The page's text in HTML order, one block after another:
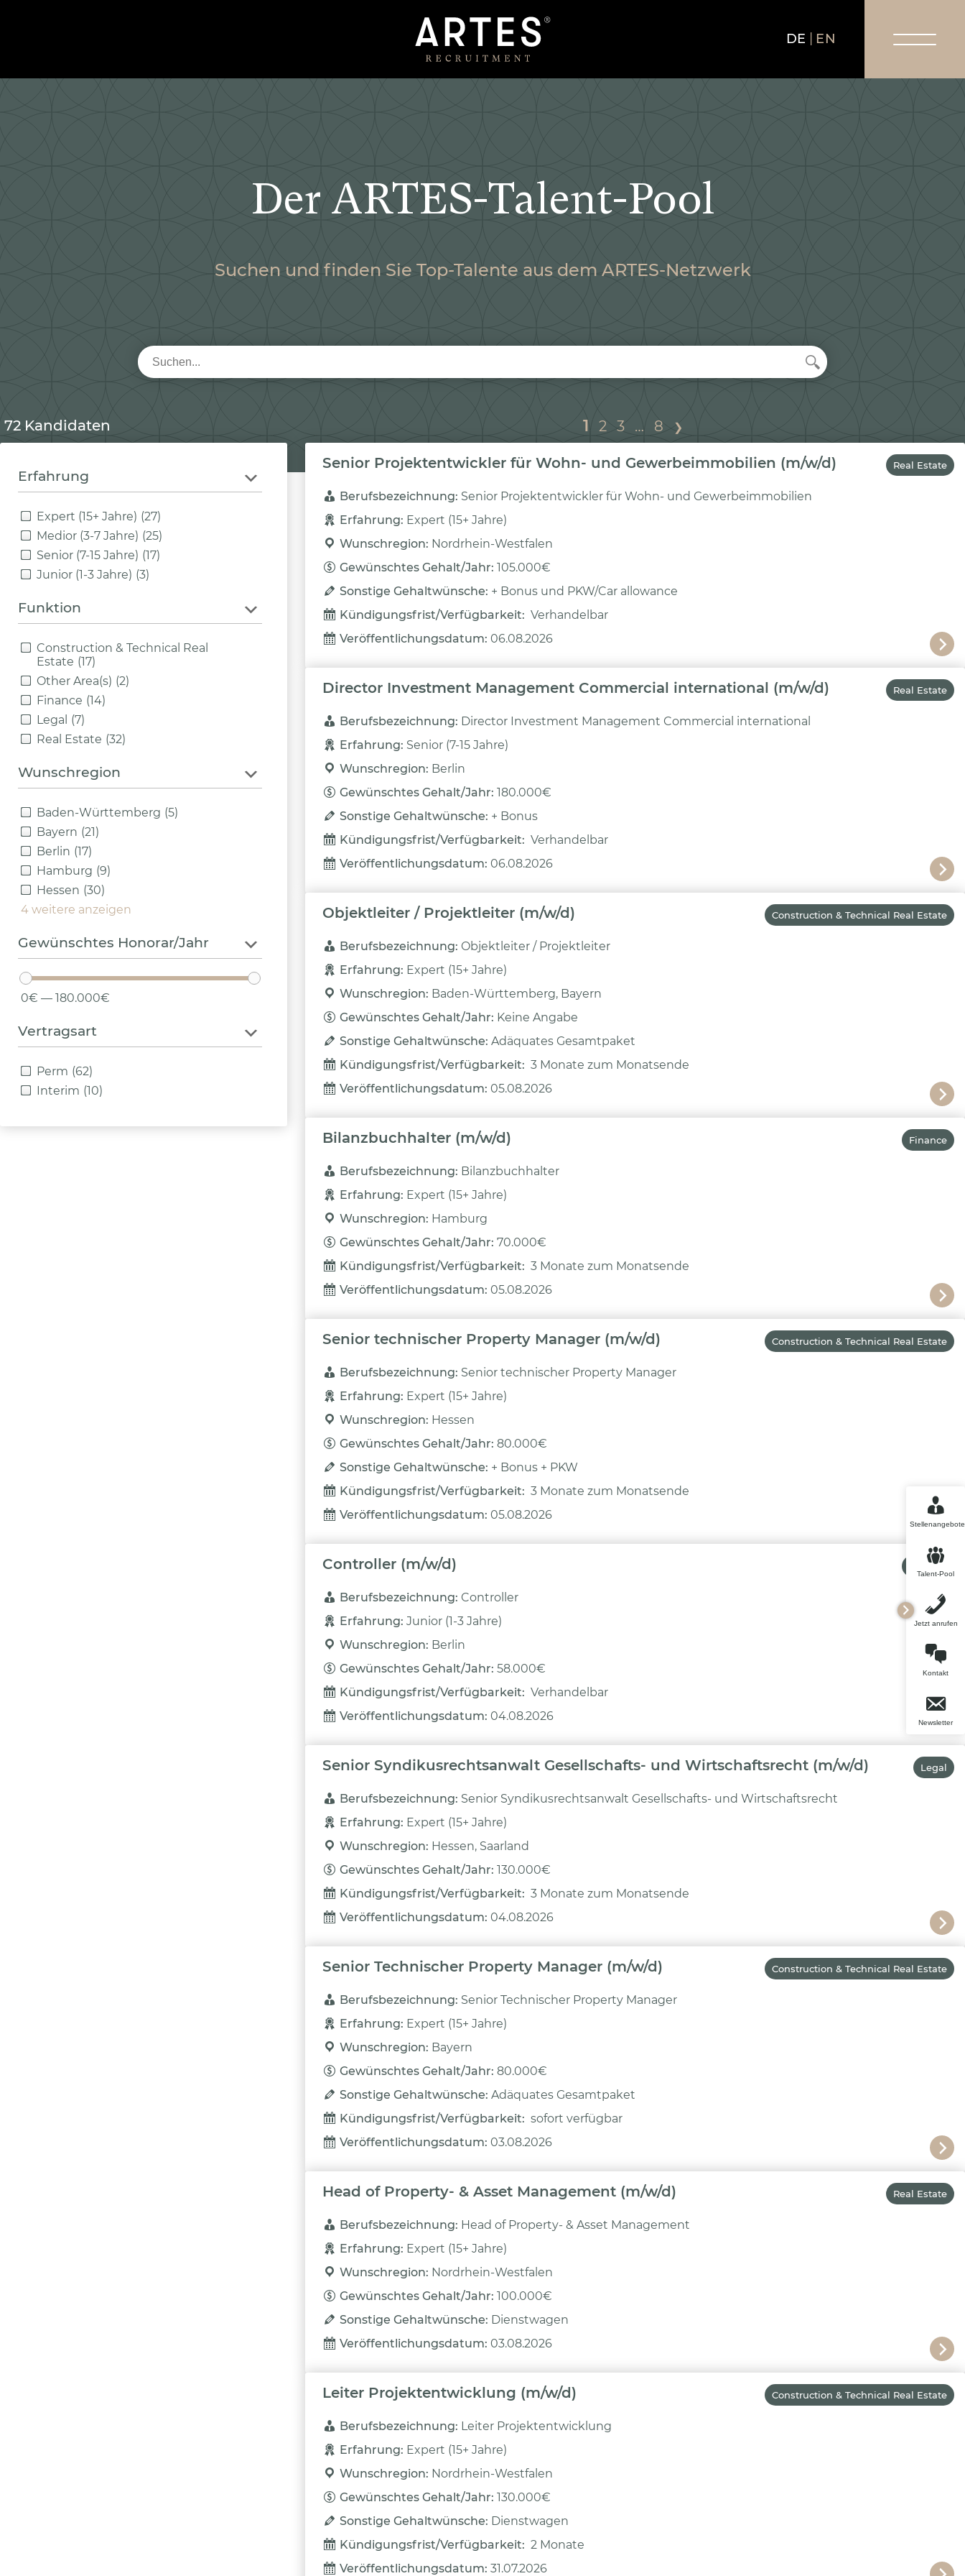
DE EN
Der ARTES-Talent-Pool
Suchen und finden Sie Top-Talente aus dem ARTES-Netzwerk
72 Kandidaten
Erfahrung
Expert (15+ Jahre) (27)
Medior (3-7 Jahre) (25)
Senior (7-15 Jahre) (17)
Junior (1-3 Jahre) (3)
Funktion
Construction & Technical Real
Estate (17)
Other Area(s) (2)
Finance (14)
Legal (7)
Real Estate (32)
Wunschregion
Baden-Württemberg (5)
Bayern (21)
Berlin (17)
Hamburg (9)
Hessen (30)
4 weitere anzeigen
Gewünschtes Honorar/Jahr
0€ — 180.000€
Vertragsart
Perm (62)
Interim (10)
1 2 3 … 8 ❯
Senior Projektentwickler für Wohn- und Gewerbeimmobilien (m/w/d) Real Estate
Berufsbezeichnung: Senior Projektentwickler für Wohn- und Gewerbeimmobilien
Erfahrung: Expert (15+ Jahre)
Wunschregion: Nordrhein-Westfalen
Gewünschtes Gehalt/Jahr: 105.000€
Sonstige Gehaltwünsche: + Bonus und PKW/Car allowance
Kündigungsfrist/Verfügbarkeit: Verhandelbar
Veröffentlichungsdatum: 06.08.2026
Director Investment Management Commercial international (m/w/d) Real Estate
Berufsbezeichnung: Director Investment Management Commercial international
Erfahrung: Senior (7-15 Jahre)
Wunschregion: Berlin
Gewünschtes Gehalt/Jahr: 180.000€
Sonstige Gehaltwünsche: + Bonus
Kündigungsfrist/Verfügbarkeit: Verhandelbar
Veröffentlichungsdatum: 06.08.2026
Objektleiter / Projektleiter (m/w/d) Construction & Technical Real Estate
Berufsbezeichnung: Objektleiter / Projektleiter
Erfahrung: Expert (15+ Jahre)
Wunschregion: Baden-Württemberg, Bayern
Gewünschtes Gehalt/Jahr: Keine Angabe
Sonstige Gehaltwünsche: Adäquates Gesamtpaket
Kündigungsfrist/Verfügbarkeit: 3 Monate zum Monatsende
Veröffentlichungsdatum: 05.08.2026
Bilanzbuchhalter (m/w/d) Finance
Berufsbezeichnung: Bilanzbuchhalter
Erfahrung: Expert (15+ Jahre)
Wunschregion: Hamburg
Gewünschtes Gehalt/Jahr: 70.000€
Kündigungsfrist/Verfügbarkeit: 3 Monate zum Monatsende
Veröffentlichungsdatum: 05.08.2026
Senior technischer Property Manager (m/w/d) Construction & Technical Real Estate
Berufsbezeichnung: Senior technischer Property Manager
Erfahrung: Expert (15+ Jahre)
Wunschregion: Hessen
Gewünschtes Gehalt/Jahr: 80.000€
Sonstige Gehaltwünsche: + Bonus + PKW
Kündigungsfrist/Verfügbarkeit: 3 Monate zum Monatsende
Veröffentlichungsdatum: 05.08.2026
Controller (m/w/d) Finance
Berufsbezeichnung: Controller
Erfahrung: Junior (1-3 Jahre)
Wunschregion: Berlin
Gewünschtes Gehalt/Jahr: 58.000€
Kündigungsfrist/Verfügbarkeit: Verhandelbar
Veröffentlichungsdatum: 04.08.2026
Senior Syndikusrechtsanwalt Gesellschafts- und Wirtschaftsrecht (m/w/d) Legal
Berufsbezeichnung: Senior Syndikusrechtsanwalt Gesellschafts- und Wirtschaftsrecht
Erfahrung: Expert (15+ Jahre)
Wunschregion: Hessen, Saarland
Gewünschtes Gehalt/Jahr: 130.000€
Kündigungsfrist/Verfügbarkeit: 3 Monate zum Monatsende
Veröffentlichungsdatum: 04.08.2026
Senior Technischer Property Manager (m/w/d) Construction & Technical Real Estate
Berufsbezeichnung: Senior Technischer Property Manager
Erfahrung: Expert (15+ Jahre)
Wunschregion: Bayern
Gewünschtes Gehalt/Jahr: 80.000€
Sonstige Gehaltwünsche: Adäquates Gesamtpaket
Kündigungsfrist/Verfügbarkeit: sofort verfügbar
Veröffentlichungsdatum: 03.08.2026
Head of Property- & Asset Management (m/w/d) Real Estate
Berufsbezeichnung: Head of Property- & Asset Management
Erfahrung: Expert (15+ Jahre)
Wunschregion: Nordrhein-Westfalen
Gewünschtes Gehalt/Jahr: 100.000€
Sonstige Gehaltwünsche: Dienstwagen
Veröffentlichungsdatum: 03.08.2026
Leiter Projektentwicklung (m/w/d) Construction & Technical Real Estate
Berufsbezeichnung: Leiter Projektentwicklung
Erfahrung: Expert (15+ Jahre)
Wunschregion: Nordrhein-Westfalen
Gewünschtes Gehalt/Jahr: 130.000€
Sonstige Gehaltwünsche: Dienstwagen
Kündigungsfrist/Verfügbarkeit: 2 Monate
Veröffentlichungsdatum: 31.07.2026
Stellenangebote
Talent-Pool
Jetzt anrufen
Kontakt
Newsletter